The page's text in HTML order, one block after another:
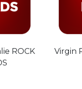
ROCK
Virgin